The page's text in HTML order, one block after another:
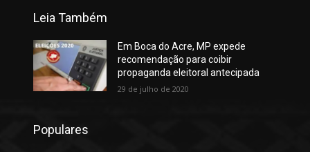
Leia Também
Em Boca do Acre, MP expede
recomendação para coibir
propaganda eleitoral antecipada
29 de julho de 2020
Populares